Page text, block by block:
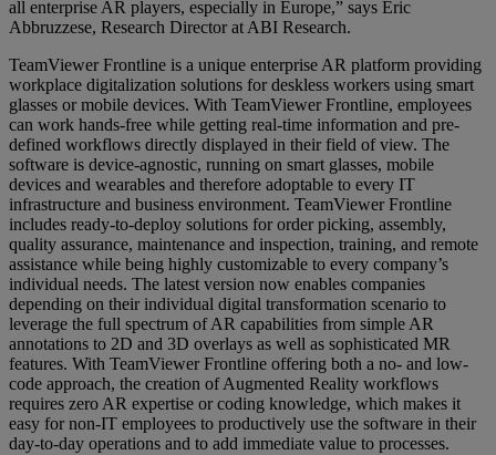
all enterprise AR players, especially in Europe,” says Eric
Abbruzzese, Research Director at ABI Research.
TeamViewer Frontline is a unique enterprise AR platform providing
workplace digitalization solutions for deskless workers using smart
glasses or mobile devices. With TeamViewer Frontline, employees
can work hands-free while getting real-time information and pre-
defined workflows directly displayed in their field of view. The
software is device-agnostic, running on smart glasses, mobile
devices and wearables and therefore adoptable to every IT
infrastructure and business environment. TeamViewer Frontline
includes ready-to-deploy solutions for order picking, assembly,
quality assurance, maintenance and inspection, training, and remote
assistance while being highly customizable to every company’s
individual needs. The latest version now enables companies
depending on their individual digital transformation scenario to
leverage the full spectrum of AR capabilities from simple AR
annotations to 2D and 3D overlays as well as sophisticated MR
features. With TeamViewer Frontline offering both a no- and low-
code approach, the creation of Augmented Reality workflows
requires zero AR expertise or coding knowledge, which makes it
easy for non-IT employees to productively use the software in their
day-to-day operations and to add immediate value to processes.